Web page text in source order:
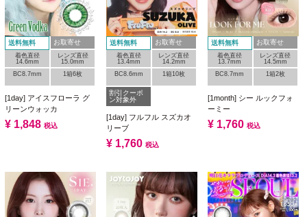
送料無料 お取寄せ
着色直径
14.6mm
レンズ直径
15.0mm
BC8.7mm
1箱6枚
[1day] アイスフローラ グ
リーンウォッカ
¥ 1,848 税込
送料無料 お取寄せ
着色直径
13.4mm
レンズ直径
14.2mm
BC8.6mm
1箱10枚
割引クーポ
ン対象外
[1day] フルフル スズカオ
リーブ
¥ 1,760 税込
送料無料 お取寄せ
着色直径
13.7mm
レンズ直径
14.5mm
BC8.7mm
1箱2枚
[1month] シー ルックフォ
ーミー
¥ 1,760 税込